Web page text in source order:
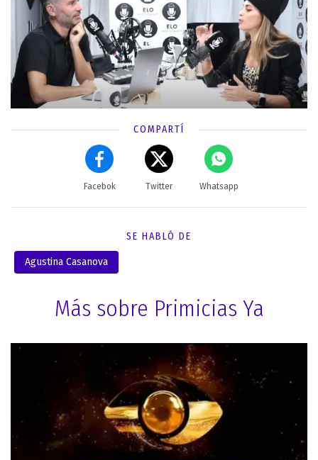
COMPARTÍ
Facebok Twitter Whatsapp
SE HABLÓ DE
Agustina Casanova
Más sobre Primicias Ya